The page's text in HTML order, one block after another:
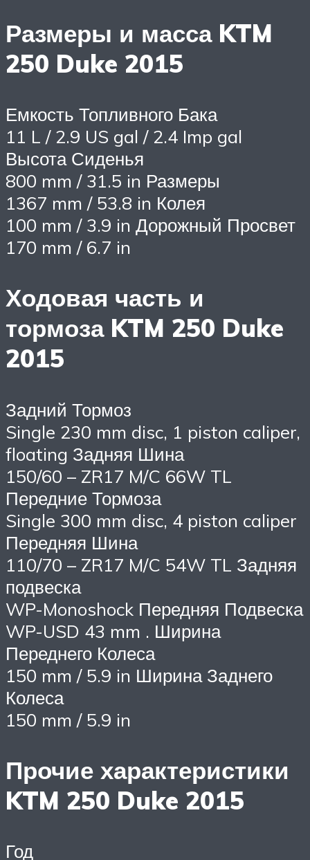
Размеры и масса KTM
250 Duke 2015
Емкость Топливного Бака
11 L / 2.9 US gal / 2.4 Imp gal
Высота Сиденья
800 mm / 31.5 in Размеры
1367 mm / 53.8 in Колея
100 mm / 3.9 in Дорожный Просвет
170 mm / 6.7 in
Ходовая часть и
тормоза KTM 250 Duke
2015
Задний Тормоз
Single 230 mm disc, 1 piston caliper,
floating Задняя Шина
150/60 – ZR17 M/C 66W TL
Передние Тормоза
Single 300 mm disc, 4 piston caliper
Передняя Шина
110/70 – ZR17 M/C 54W TL Задняя
подвеска
WP-Monoshock Передняя Подвеска
WP-USD 43 mm . Ширина
Переднего Колеса
150 mm / 5.9 in Ширина Заднего
Колеса
150 mm / 5.9 in
Прочие характеристики
KTM 250 Duke 2015
Год